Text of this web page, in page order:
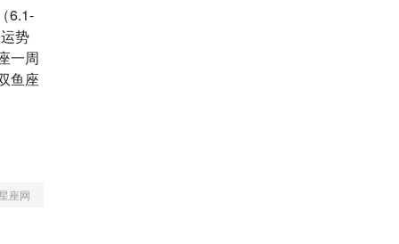
6.1-
势
一周
鱼座
座网